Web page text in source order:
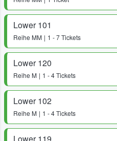
Lower 101
Reihe MM 1 - 7 Tickets
Lower 120
Reihe M 1 - 4 Tickets
Lower 102
Reihe M 1 - 4 Tickets